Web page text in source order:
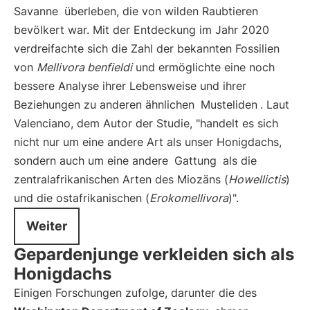
Savanne überleben, die von wilden Raubtieren
bevölkert war. Mit der Entdeckung im Jahr 2020
verdreifachte sich die Zahl der bekannten Fossilien
von Mellivora benfieldiund ermöglichte eine noch
bessere Analyse ihrer Lebensweise und ihrer
Beziehungen zu anderen ähnlichen Musteliden . Laut
Valenciano, dem Autor der Studie, "handelt es sich
nicht nur um eine andere Art als unser Honigdachs,
sondern auch um eine andere Gattung als die
zentralafrikanischen Arten des Miozäns (Howellictis)
und die ostafrikanischen (Erokomellivora)".
Weiter
Gepardenjunge verkleiden sich als
Honigdachs
Einigen Forschungen zufolge, darunter die des